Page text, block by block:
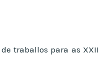
traballos para as XXII